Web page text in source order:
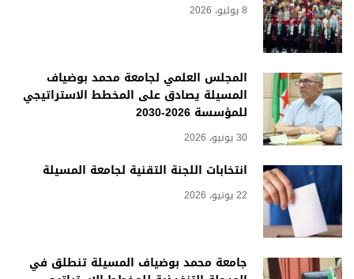
8 يوليو، 2026
المجلس العلمي لجامعة محمد بوضياف
المسيلة يصادق على المخطط الاستراتيجي
للمؤسسة 2026-2030
30 يونيو، 2026
انتخابات اللجنة التقنية لجامعة المسيلة
22 يونيو، 2026
جامعة محمد بوضياف المسيلة تنطلق في